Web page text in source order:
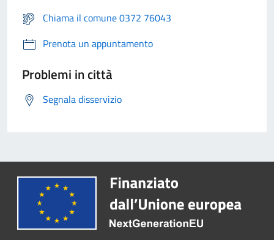
Chiama il comune 0372 76043
Prenota un appuntamento
Problemi in città
Segnala disservizio